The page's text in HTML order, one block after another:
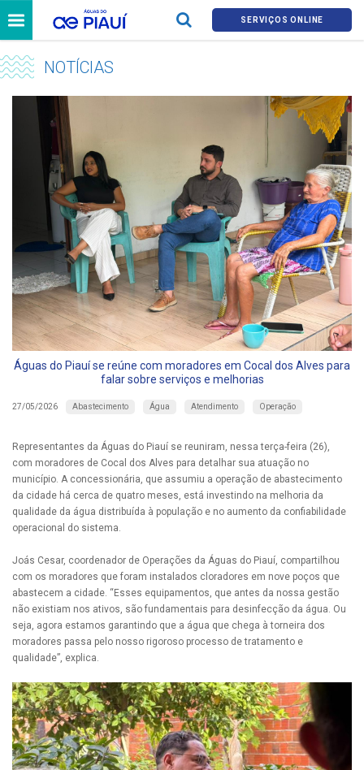
SERVIÇOS ONLINE
NOTÍCIAS
Águas do Piauí se reúne com moradores em Cocal dos Alves para
falar sobre serviços e melhorias
27/05/2026 Abastecimento Água Atendimento Operação
Representantes da Águas do Piauí se reuniram, nessa terça-feira (26),
com moradores de Cocal dos Alves para detalhar sua atuação no
município. A concessionária, que assumiu a operação de abastecimento
da cidade há cerca de quatro meses, está investindo na melhoria da
qualidade da água distribuída à população e no aumento da confiabilidade
operacional do sistema.
Joás Cesar, coordenador de Operações da Águas do Piauí, compartilhou
com os moradores que foram instalados cloradores em nove poços que
abastecem a cidade. “Esses equipamentos, que antes da nossa gestão
não existiam nos ativos, são fundamentais para desinfecção da água. Ou
seja, agora estamos garantindo que a água que chega à torneira dos
moradores passa pelo nosso rigoroso processo de tratamento e
qualidade”, explica.